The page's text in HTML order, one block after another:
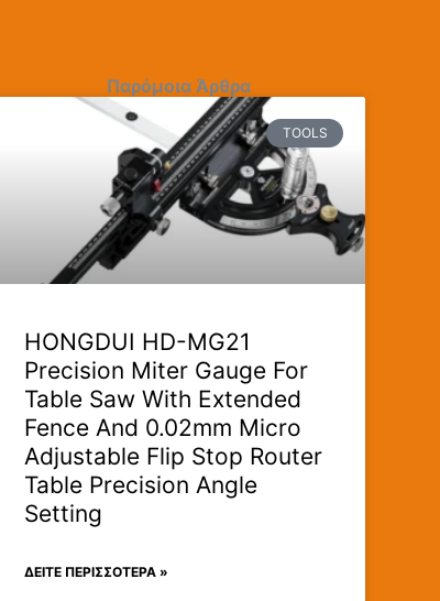
Παρόμοια Άρθρα
TOOLS
HONGDUI HD-MG21
Precision Miter Gauge For
Table Saw With Extended
Fence And 0.02mm Micro
Adjustable Flip Stop Router
Table Precision Angle
Setting
ΔΕΊΤΕ ΠΕΡΙΣΣΟΤΕΡΑ »